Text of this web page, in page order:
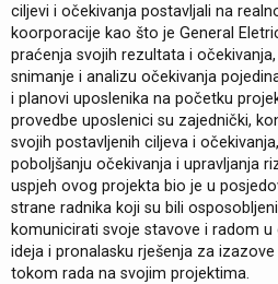
ciljevi i očekivanja postavljali na
koorporacije kao što je General
praćenja svojih rezultata i
snimanje i analizu očekivanja
i planovi uposlenika na početku
provedbe uposlenici su zajednički,
svojih postavljenih ciljeva i
poboljšanju očekivanja i upravljanja
uspjeh ovog projekta bio je u
strane radnika koji su bili
komunicirati svoje stavove i radom
ideja i pronalasku rješenja za
tokom rada na svojim projektima.